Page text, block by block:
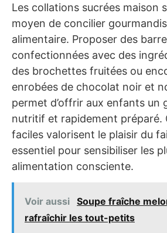
Les collations sucrées maison
moyen de concilier
alimentaire. Proposer des
confectionnées avec des
des brochettes fruitées ou
enrobées de chocolat noir et
permet d’offrir aux enfants un
nutritif et rapidement préparé.
faciles valorisent le plaisir du
essentiel pour sensibiliser les
alimentation consciente.
Voir aussi Soupe fraîche
rafraîchir les tout-petits